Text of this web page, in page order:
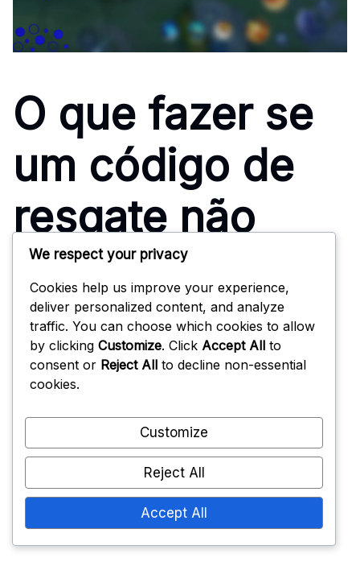
O que fazer se
um código de
resgate não
funcionar?
Se um código de resgate para Arena of Valor não
funcionar, pode ser devido a vários problemas
comuns, como expiração, restrições regionais ou
ajudar a resolver o problema rapidamente.
Resolução de erros
comuns de resgate
We respect your privacy
Cookies help us improve your experience,
deliver personalized content, and analyze
traffic. You can choose which cookies to allow
by clicking Customize. Click Accept All to
consent or Reject All to decline non-essential
cookies.
Customize
Reject All
Accept All